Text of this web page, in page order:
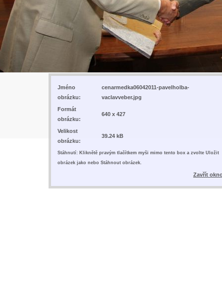
Jméno
obrázku:
cenarmedka06042011-pavelholba-
vaclavveber.jpg
Formát
obrázku:
640 x 427
Velikost
obrázku:
39.24 kB
Stáhnutí: Kliknětě pravým tlačítkem myši mimo tento box a zvolte Uložit
obrázek jako nebo Stáhnout obrázek.
Zavřít